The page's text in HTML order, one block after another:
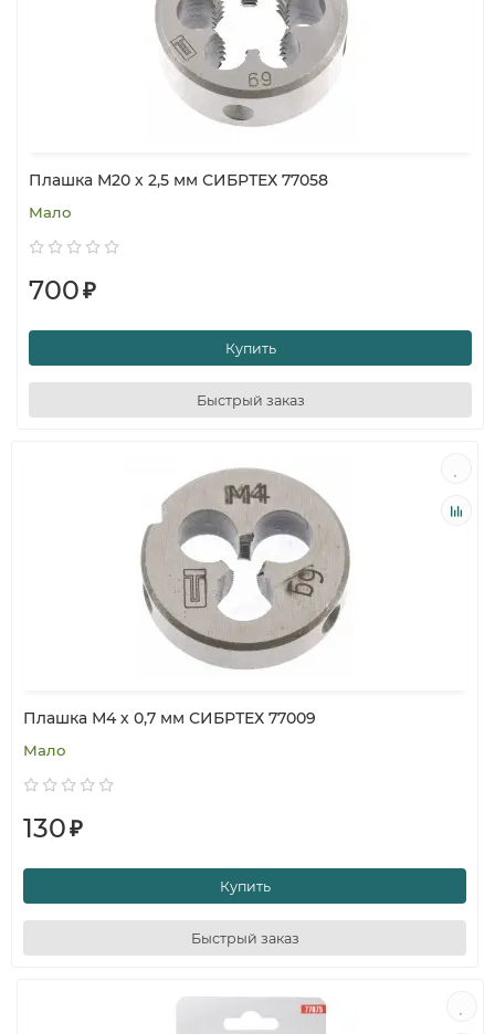
Плашка М20 х 2,5 мм СИБРТЕХ 77058
Мало
700₽
Купить
Быстрый заказ
Плашка М4 х 0,7 мм СИБРТЕХ 77009
Мало
130₽
Купить
Быстрый заказ